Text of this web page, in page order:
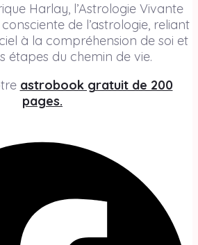
Harlay, l’Astrologie Vivante
de l’astrologie, reliant
à la compréhension de soi et
étapes du chemin de vie.
astrobook gratuit de 200
pages.